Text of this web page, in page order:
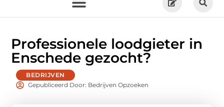
Professionele loodgieter in
Enschede gezocht?
BEDRIJVEN
Gepubliceerd Door: Bedrijven Opzoeken